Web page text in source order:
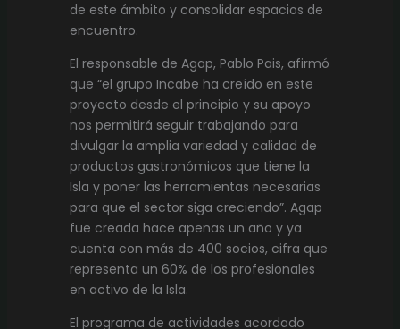
de este ámbito y consolidar espacios de
encuentro.
El responsable de Agap, Pablo Pais, afirmó
que “el grupo Incabe ha creído en este
proyecto desde el principio y su apoyo
nos permitirá seguir trabajando para
divulgar la amplia variedad y calidad de
productos gastronómicos que tiene la
Isla y poner las herramientas necesarias
para que el sector siga creciendo”. Agap
fue creada hace apenas un año y ya
cuenta con más de 400 socios, cifra que
representa un 60% de los profesionales
en activo de la Isla.
El programa de actividades acordado